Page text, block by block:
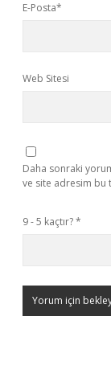
E-Posta*
Web Sitesi
Daha sonraki
ve site adresim bu
9 - 5 kaçtır?*